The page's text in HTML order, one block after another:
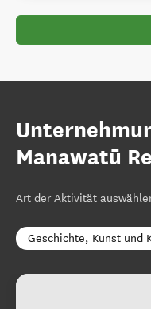
Manawatū
Art der Aktivität
Geschichte, Kunst und